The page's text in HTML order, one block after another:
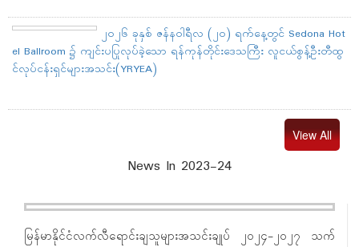
၂၀၂၆ ခုနှစ် ဇန်နဝါရီလ (၂၀) ရက်နေ့တွင် Sedona Hot
el Ballroom ၌ ကျင်းပပြုလုပ်ခဲ့သော ရန်ကုန်တိုင်းဒေသကြီး လူငယ်စွန့်ဦးတီထွ
င်လုပ်ငန်းရှင်များအသင်း(YRYEA)
View All
News In 2023-24
မြန်မာနိုင်ငံလက်လီရောင်းချသူများအသင်းချုပ် ၂၀၂၄-၂၀၂၇ သက်